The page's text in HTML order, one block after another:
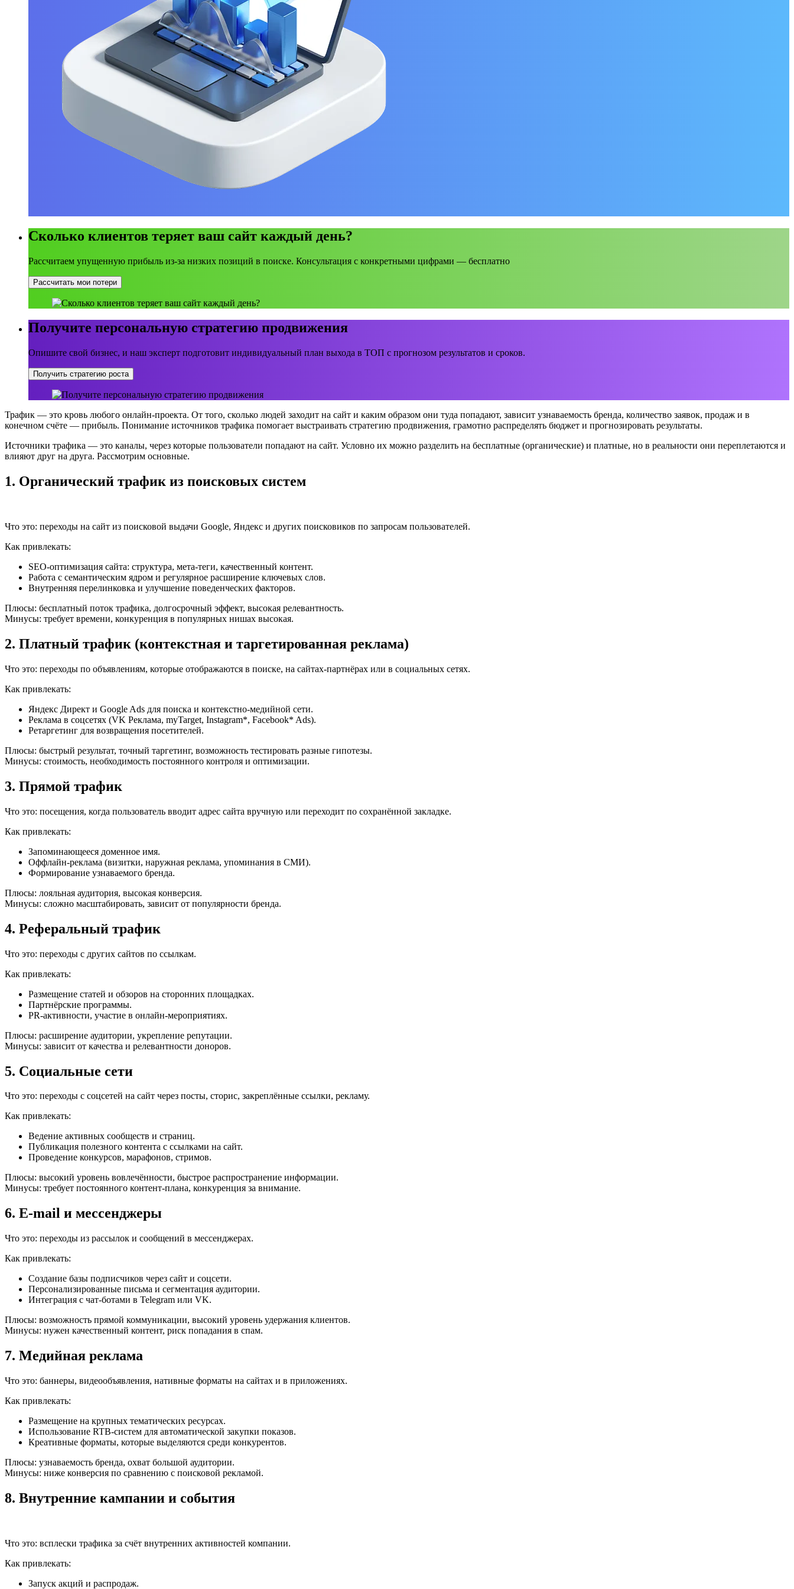
Сколько клиентов теряет ваш сайт каждый день?
Рассчитаем упущенную прибыль из-за низких позиций в поиске. Консультация с конкретными цифрами — бесплатно
Рассчитать мои потери
Получите персональную стратегию продвижения
Опишите свой бизнес, и наш эксперт подготовит индивидуальный план выхода в ТОП с прогнозом результатов и сроков.
Получить стратегию роста
Трафик — это кровь любого онлайн-проекта. От того, сколько людей заходит на сайт и каким образом они туда попадают, зависит узнаваемость бренда, количество заявок, продаж и в
конечном счёте — прибыль. Понимание источников трафика помогает выстраивать стратегию продвижения, грамотно распределять бюджет и прогнозировать результаты.
Источники трафика — это каналы, через которые пользователи попадают на сайт. Условно их можно разделить на бесплатные (органические) и платные, но в реальности они переплетаются и
влияют друг на друга. Рассмотрим основные.
1. Органический трафик из поисковых систем
Что это: переходы на сайт из поисковой выдачи Google, Яндекс и других поисковиков по запросам пользователей.
Как привлекать:
SEO-оптимизация сайта: структура, мета-теги, качественный контент.
Работа с семантическим ядром и регулярное расширение ключевых слов.
Внутренняя перелинковка и улучшение поведенческих факторов.
Плюсы: бесплатный поток трафика, долгосрочный эффект, высокая релевантность.
Минусы: требует времени, конкуренция в популярных нишах высокая.
2. Платный трафик (контекстная и таргетированная реклама)
Что это: переходы по объявлениям, которые отображаются в поиске, на сайтах-партнёрах или в социальных сетях.
Как привлекать:
Яндекс Директ и Google Ads для поиска и контекстно-медийной сети.
Реклама в соцсетях (VK Реклама, myTarget, Instagram*, Facebook* Ads).
Ретаргетинг для возвращения посетителей.
Плюсы: быстрый результат, точный таргетинг, возможность тестировать разные гипотезы.
Минусы: стоимость, необходимость постоянного контроля и оптимизации.
3. Прямой трафик
Что это: посещения, когда пользователь вводит адрес сайта вручную или переходит по сохранённой закладке.
Как привлекать:
Запоминающееся доменное имя.
Оффлайн-реклама (визитки, наружная реклама, упоминания в СМИ).
Формирование узнаваемого бренда.
Плюсы: лояльная аудитория, высокая конверсия.
Минусы: сложно масштабировать, зависит от популярности бренда.
4. Реферальный трафик
Что это: переходы с других сайтов по ссылкам.
Как привлекать:
Размещение статей и обзоров на сторонних площадках.
Партнёрские программы.
PR-активности, участие в онлайн-мероприятиях.
Плюсы: расширение аудитории, укрепление репутации.
Минусы: зависит от качества и релевантности доноров.
5. Социальные сети
Что это: переходы с соцсетей на сайт через посты, сторис, закреплённые ссылки, рекламу.
Как привлекать:
Ведение активных сообществ и страниц.
Публикация полезного контента с ссылками на сайт.
Проведение конкурсов, марафонов, стримов.
Плюсы: высокий уровень вовлечённости, быстрое распространение информации.
Минусы: требует постоянного контент-плана, конкуренция за внимание.
6. E-mail и мессенджеры
Что это: переходы из рассылок и сообщений в мессенджерах.
Как привлекать:
Создание базы подписчиков через сайт и соцсети.
Персонализированные письма и сегментация аудитории.
Интеграция с чат-ботами в Telegram или VK.
Плюсы: возможность прямой коммуникации, высокий уровень удержания клиентов.
Минусы: нужен качественный контент, риск попадания в спам.
7. Медийная реклама
Что это: баннеры, видеообъявления, нативные форматы на сайтах и в приложениях.
Как привлекать:
Размещение на крупных тематических ресурсах.
Использование RTB-систем для автоматической закупки показов.
Креативные форматы, которые выделяются среди конкурентов.
Плюсы: узнаваемость бренда, охват большой аудитории.
Минусы: ниже конверсия по сравнению с поисковой рекламой.
8. Внутренние кампании и события
Что это: всплески трафика за счёт внутренних активностей компании.
Как привлекать:
Запуск акций и распродаж.